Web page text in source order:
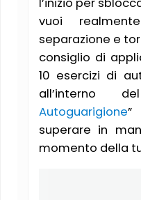
l’inizio per
vuoi
separazione e
consiglio di
10 esercizi di
all’interno
Autoguarigione
superare in
momento della